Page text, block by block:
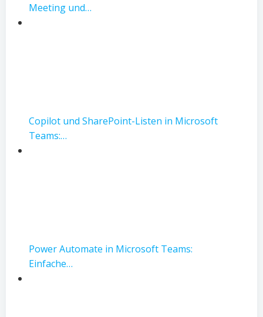
Meeting und…
Copilot und SharePoint-Listen in Microsoft
Teams:…
Power Automate in Microsoft Teams:
Einfache…